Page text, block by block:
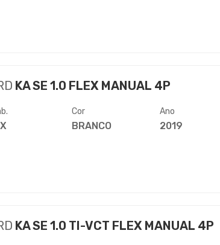
KA SE 1.0 FLEX MANUAL 4P
Cor
BRANCO
Ano
2019
KA SE 1.0 TI-VCT FLEX MANUAL 4P